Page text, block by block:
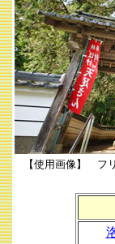
【使用画像】 フ